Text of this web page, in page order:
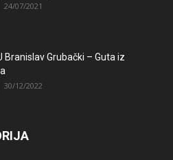
24/07/2021
Branislav Grubački – Guta iz
30/12/2022